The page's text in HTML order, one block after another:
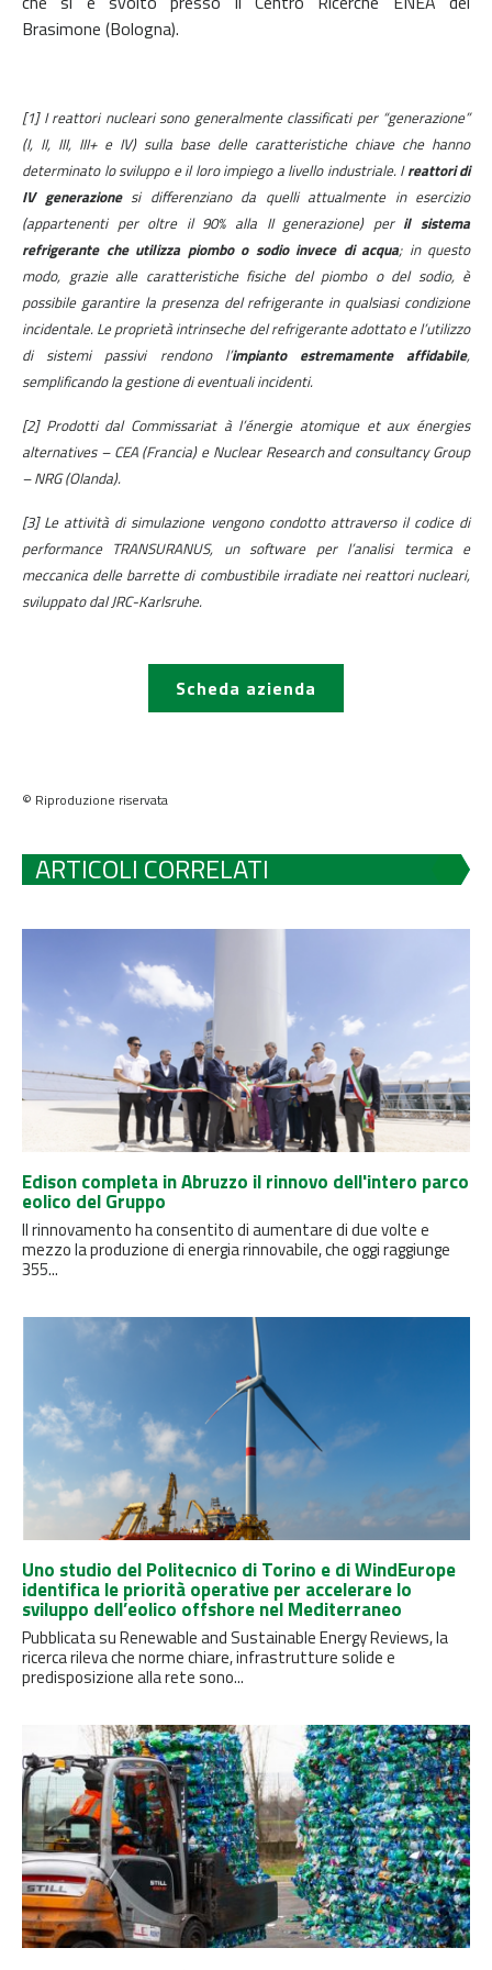
Brasimone (Bologna).
[1] I reattori nucleari sono generalmente classificati per “generazione”
(I, II, III, III+ e IV) sulla base delle caratteristiche chiave che hanno
determinato lo sviluppo e il loro impiego a livello industriale. Ireattori di
IV generazionesi differenziano da quelli attualmente in esercizio
(appartenenti per oltre il 90% alla II generazione) per il sistema
refrigerante che utilizza piombo o sodio invece di acqua; in questo
modo, grazie alle caratteristiche fisiche del piombo o del sodio, è
possibile garantire la presenza del refrigerante in qualsiasi condizione
incidentale. Le proprietà intrinseche del refrigerante adottato e l’utilizzo
di sistemi passivi rendono l’impianto estremamente affidabile,
semplificando la gestione di eventuali incidenti.
[2] Prodotti dal Commissariat à l’énergie atomique et aux énergies
alternatives – CEA (Francia) e Nuclear Research and consultancy Group
– NRG (Olanda).
[3] Le attività di simulazione vengono condotto attraverso il codice di
performance TRANSURANUS, un software per l’analisi termica e
meccanica delle barrette di combustibile irradiate nei reattori nucleari,
sviluppato dal JRC-Karlsruhe.
Scheda azienda
© Riproduzione riservata
ARTICOLI CORRELATI
Edison completa in Abruzzo il rinnovo dell'intero parco
eolico del Gruppo
Il rinnovamento ha consentito di aumentare di due volte e
mezzo la produzione di energia rinnovabile, che oggi raggiunge
355...
Uno studio del Politecnico di Torino e di WindEurope
identifica le priorità operative per accelerare lo
sviluppo dell’eolico offshore nel Mediterraneo
Pubblicata su Renewable and Sustainable Energy Reviews, la
ricerca rileva che norme chiare, infrastrutture solide e
predisposizione alla rete sono...